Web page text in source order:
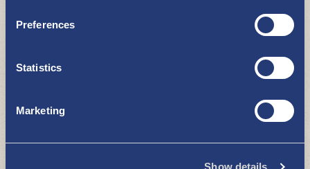
Preferences
Statistics
Marketing
Show details
venepaikat